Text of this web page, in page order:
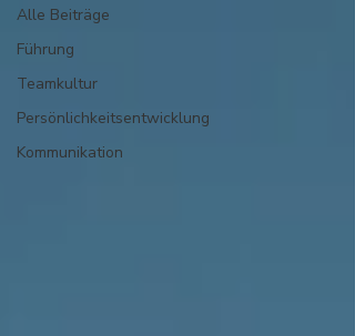
Alle Beiträge
Führung
Teamkultur
Persönlichkeitsentwicklung
Kommunikation